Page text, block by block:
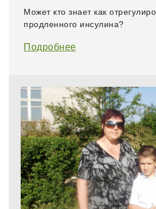
Может кто знает как
продленного инсулина?
Подробнее